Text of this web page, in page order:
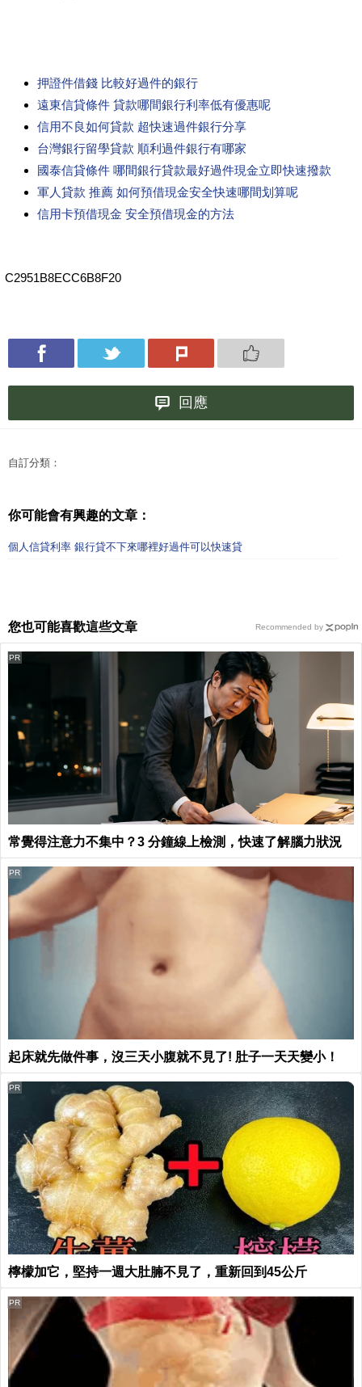
押證件借錢 比較好過件的銀行
遠東信貸條件 貸款哪間銀行利率低有優惠呢
信用不良如何貸款 超快速過件銀行分享
台灣銀行留學貸款 順利過件銀行有哪家
國泰信貸條件 哪間銀行貸款最好過件現金立即快速撥款
軍人貸款 推薦 如何預借現金安全快速哪間划算呢
信用卡預借現金 安全預借現金的方法
C2951B8ECC6B8F20
回應
自訂分類：
你可能會有興趣的文章：
個人信貸利率 銀行貸不下來哪裡好過件可以快速貸
您也可能喜歡這些文章
常覺得注意力不集中？3 分鐘線上檢測，快速了解腦力狀況
PR
起床就先做件事，沒三天小腹就不見了! 肚子一天天變小！
PR
檸檬加它，堅持一週大肚腩不見了，重新回到45公斤
PR
PR
Recommended by